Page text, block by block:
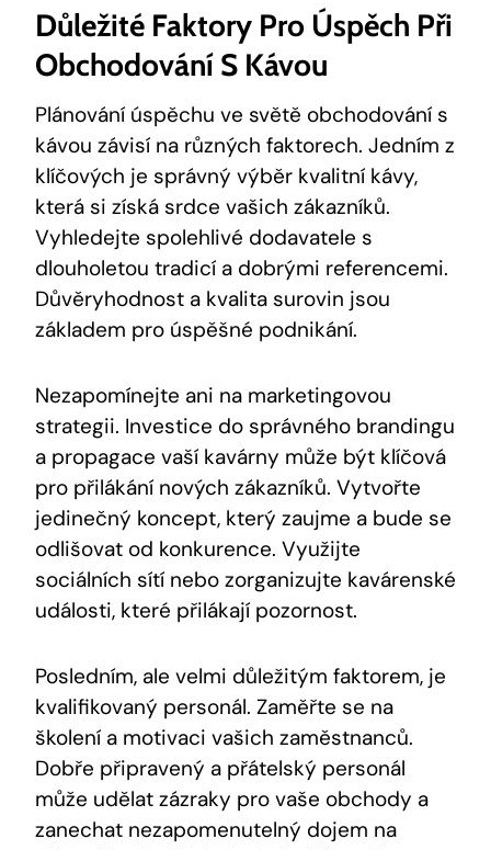
Důležité Faktory Pro Úspěch Při
Obchodování S Kávou
Plánování úspěchu ve světě obchodování s
kávou závisí na různých faktorech. Jedním z
klíčových je správný výběr kvalitní kávy,
která si získá srdce vašich zákazníků.
Vyhledejte spolehlivé dodavatele s
dlouholetou tradicí a dobrými referencemi.
Důvěryhodnost a kvalita surovin jsou
základem pro úspěšné podnikání.
Nezapomínejte ani na marketingovou
strategii. Investice do správného brandingu
a propagace vaší kavárny může být klíčová
pro přilákání nových zákazníků. Vytvořte
jedinečný koncept, který zaujme a bude se
odlišovat od konkurence. Využijte
sociálních sítí nebo zorganizujte kavárenské
události, které přilákají pozornost.
Posledním, ale velmi důležitým faktorem, je
kvalifikovaný personál. Zaměřte se na
školení a motivaci vašich zaměstnanců.
Dobře připravený a přátelský personál
může udělat zázraky pro vaše obchody a
zanechat nezapomenutelný dojem na